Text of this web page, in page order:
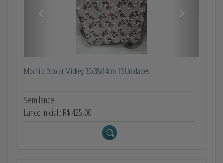
Mochila Escolar Mickey 30x38x14cm 13 Unidades
Sem lance
Lance Inicial : R$ 425,00